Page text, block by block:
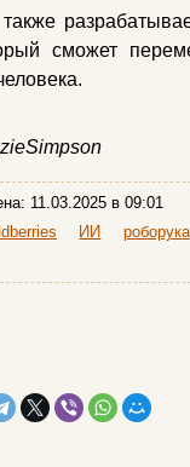
сможет
11.03.2025 в 09:01
ИИ роборука